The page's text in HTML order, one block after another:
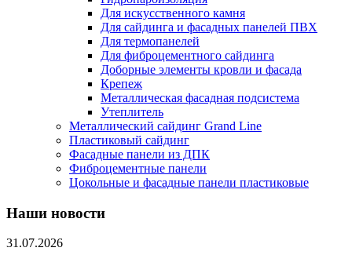
Для искусственного камня
Для сайдинга и фасадных панелей ПВХ
Для термопанелей
Для фиброцементного сайдинга
Доборные элементы кровли и фасада
Крепеж
Металлическая фасадная подсистема
Утеплитель
Металлический сайдинг Grand Line
Пластиковый сайдинг
Фасадные панели из ДПК
Фиброцементные панели
Цокольные и фасадные панели пластиковые
Наши новости
31.07.2026